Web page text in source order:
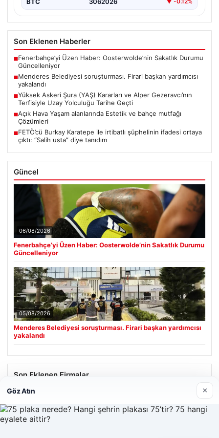
Son Eklenen Haberler
■Fenerbahçe’yi Üzen Haber: Oosterwolde’nin Sakatlık Durumu
Güncelleniyor
■Menderes Belediyesi soruşturması. Firari başkan yardımcısı
yakalandı
■Yüksek Askeri Şura (YAŞ) Kararları ve Alper Gezeravcı’nın
Terfisiyle Uzay Yolculuğu Tarihe Geçti
■Açık Hava Yaşam alanlarında Estetik ve bahçe mutfağı
Çözümleri
■FETÖ’cü Burkay Karatepe ile irtibatlı şüphelinin ifadesi ortaya
çıktı: “Salih usta” diye tanıdım
Güncel
06/08/2026
Fenerbahçe’yi Üzen Haber: Oosterwolde’nin Sakatlık Durumu
Güncelleniyor
05/08/2026
Menderes Belediyesi soruşturması. Firari başkan yardımcısı
yakalandı
Son Eklenen Firmalar
Göz Atın ×